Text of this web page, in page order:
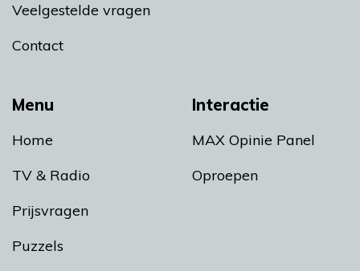
Menu
Home
TV & Radio
Prijsvragen
Puzzels
Interactie
MAX Opinie Panel
Oproepen
Veelgestelde vragen
Contact